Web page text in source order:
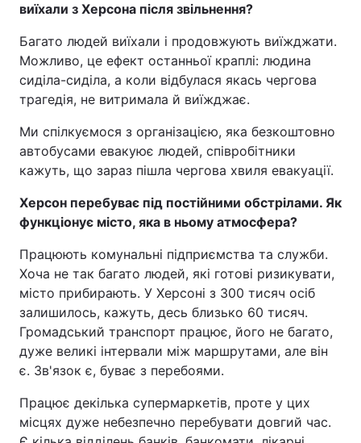
виїхали з Херсона після звільнення?
Багато людей виїхали і продовжують виїжджати.
Можливо, це ефект останньої краплі: людина
сиділа-сиділа, а коли відбулася якась чергова
трагедія, не витримала й виїжджає.
Ми спілкуємося з організацією, яка безкоштовно
автобусами евакуює людей, співробітники
кажуть, що зараз пішла чергова хвиля евакуації.
Херсон перебуває під постійними обстрілами. Як
функціонує місто, яка в ньому атмосфера?
Працюють комунальні підприємства та служби.
Хоча не так багато людей, які готові ризикувати,
місто прибирають. У Херсоні з 300 тисяч осіб
залишилось, кажуть, десь близько 60 тисяч.
Громадський транспорт працює, його не багато,
дуже великі інтервали між маршрутами, але він
є. Зв'язок є, буває з перебоями.
Працює декілька супермаркетів, проте у цих
місцях дуже небезпечно перебувати довгий час.